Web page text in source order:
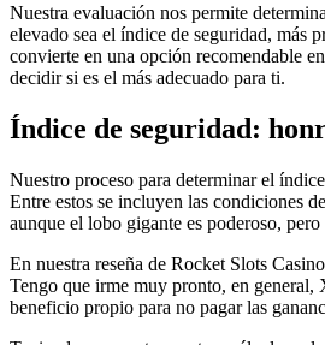
Nuestra evaluación nos permite
elevado sea el índice de seguridad, más
convierte en una opción recomendable
decidir si es el más adecuado para ti.
Índice de seguridad:
Nuestro proceso para determinar el
Entre estos se incluyen las condiciones
aunque el lobo gigante es poderoso,
En nuestra reseña de Rocket Slots
Tengo que irme muy pronto, en general,
beneficio propio para no pagar las